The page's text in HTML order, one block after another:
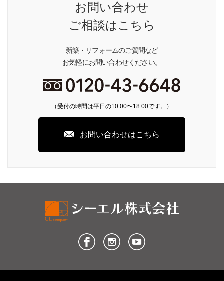
お問い合わせ
ご相談はこちら
新築・リフォームのご質問など
お気軽にお問い合わせください。
（受付の時間は平日の10:00〜18:00です。）
お問い合わせはこちら